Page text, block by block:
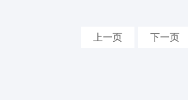
上一页 下一页